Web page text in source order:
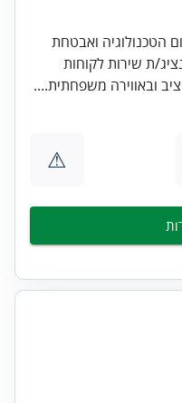
הטכנולוגיה ואבטחת
ת שירות לקוחות
ובאווירה משפחתית....
⚠